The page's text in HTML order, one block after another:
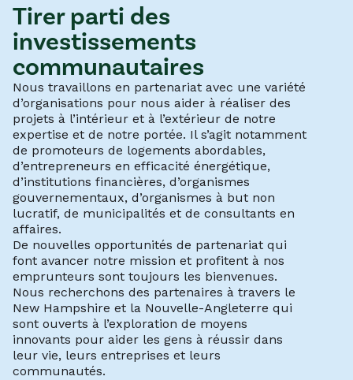
Tirer parti des
investissements
communautaires
Nous travaillons en partenariat avec une variété
d’organisations pour nous aider à réaliser des
projets à l’intérieur et à l’extérieur de notre
expertise et de notre portée. Il s’agit notamment
de promoteurs de logements abordables,
d’entrepreneurs en efficacité énergétique,
d’institutions financières, d’organismes
gouvernementaux, d’organismes à but non
lucratif, de municipalités et de consultants en
affaires.
De nouvelles opportunités de partenariat qui
font avancer notre mission et profitent à nos
emprunteurs sont toujours les bienvenues.
Nous recherchons des partenaires à travers le
New Hampshire et la Nouvelle-Angleterre qui
sont ouverts à l’exploration de moyens
innovants pour aider les gens à réussir dans
leur vie, leurs entreprises et leurs
communautés.